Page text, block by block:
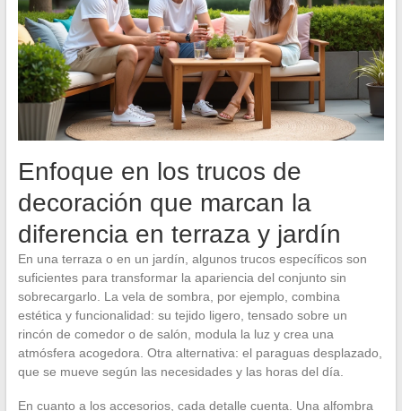
Enfoque en los trucos de
decoración que marcan la
diferencia en terraza y jardín
En una terraza o en un jardín, algunos trucos específicos son
suficientes para transformar la apariencia del conjunto sin
sobrecargarlo. La vela de sombra, por ejemplo, combina
estética y funcionalidad: su tejido ligero, tensado sobre un
rincón de comedor o de salón, modula la luz y crea una
atmósfera acogedora. Otra alternativa: el paraguas desplazado,
que se mueve según las necesidades y las horas del día.
En cuanto a los accesorios, cada detalle cuenta. Una alfombra